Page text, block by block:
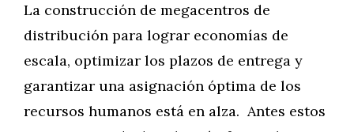
La construcción de megacentros de
distribución para lograr economías de
escala, optimizar los plazos de entrega y
garantizar una asignación óptima de los
recursos humanos está en alza. Antes estos